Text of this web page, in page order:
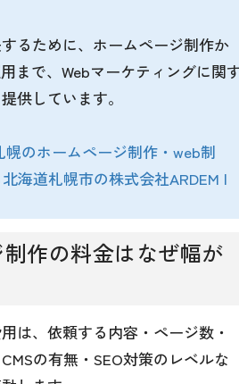
るために、ホームページ制作か
まで、Webマーケティングに関
供しています。
幌のホームページ制作・web制
海道札幌市の株式会社ARDEM |
作の料金はなぜ幅が
は、依頼する内容・ページ数・
の有無・SEO対策のレベルな